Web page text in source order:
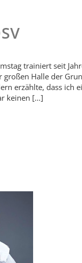
trainiert seit
Halle der
erzählte, dass ich
keinen […]